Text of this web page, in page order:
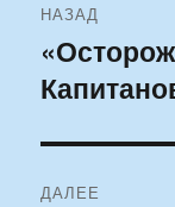
по
записям
НАЗАД
Предыдущая
запись:
ДАЛЕЕ